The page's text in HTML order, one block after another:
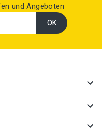
und Angeboten


